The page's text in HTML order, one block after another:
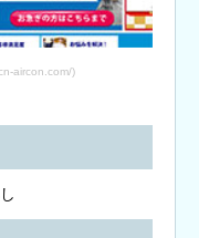
aircon.com/)